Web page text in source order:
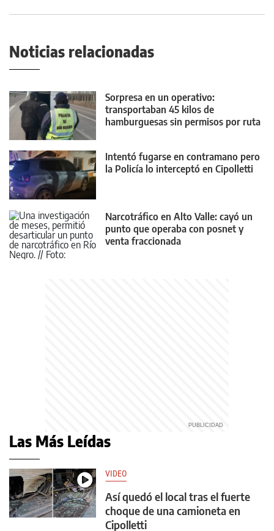
Noticias relacionadas
Sorpresa en un operativo:
transportaban 45 kilos de
hamburguesas sin permisos por ruta
Intentó fugarse en contramano pero
la Policía lo interceptó en Cipolletti
Narcotráfico en Alto Valle: cayó un
punto que operaba con posnet y
venta fraccionada
Las Más Leídas
VIDEO
Así quedó el local tras el fuerte
choque de una camioneta en
Cipolletti